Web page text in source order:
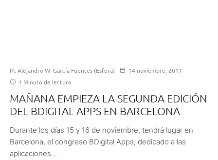
M. Alejandro W. García Fuentes (Esfera)
14 noviembre, 2011
1 Minuto de lectura
MAÑANA EMPIEZA LA SEGUNDA EDICIÓN
DEL BDIGITAL APPS EN BARCELONA
Durante los días 15 y 16 de noviembre, tendrá lugar en
Barcelona, el congreso BDigital Apps, dedicado a las
aplicaciones...